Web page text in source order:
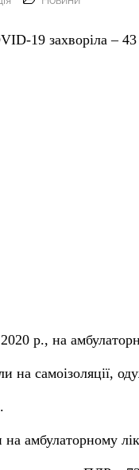
-19 захворіла –
р., на
на самоізоляції,
амбулаторному